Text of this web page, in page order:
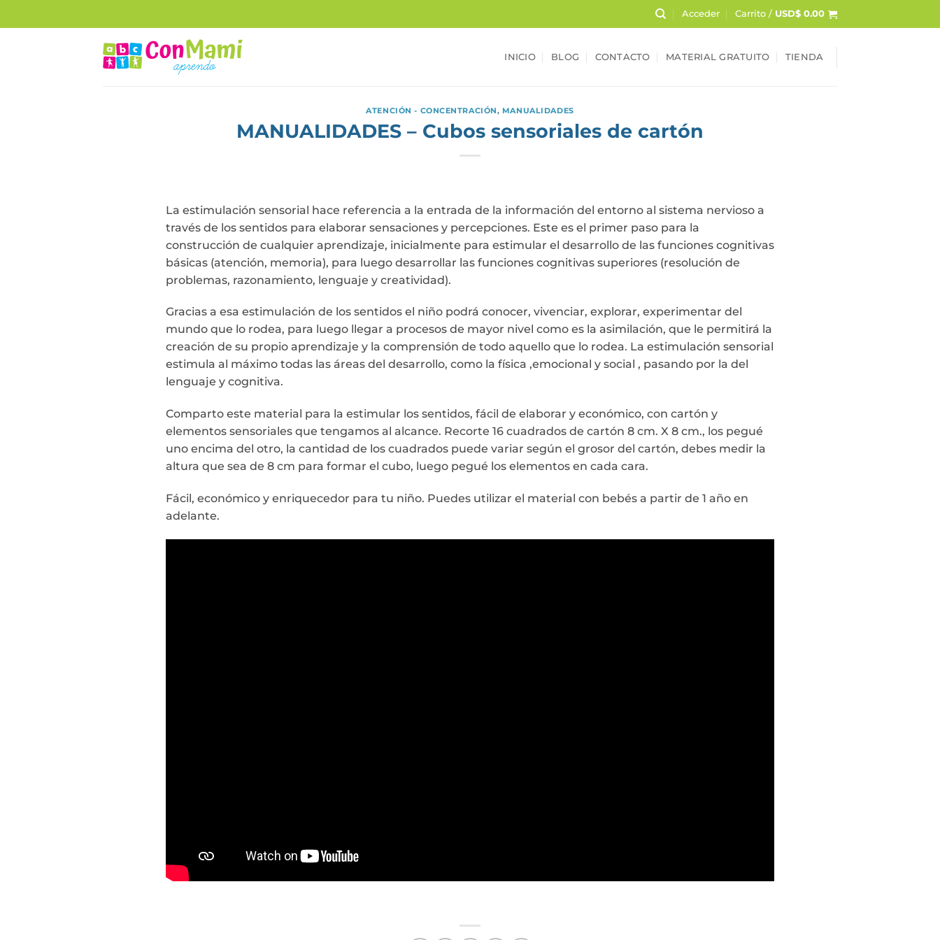
Acceder Carrito / USD$0.00
INICIO BLOG CONTACTO MATERIAL GRATUITO TIENDA
ATENCIÓN - CONCENTRACIÓN, MANUALIDADES
MANUALIDADES – Cubos sensoriales de cartón
La estimulación sensorial hace referencia a la entrada de la información del entorno al sistema nervioso a
través de los sentidos para elaborar sensaciones y percepciones. Este es el primer paso para la
construcción de cualquier aprendizaje, inicialmente para estimular el desarrollo de las funciones cognitivas
básicas (atención, memoria), para luego desarrollar las funciones cognitivas superiores (resolución de
problemas, razonamiento, lenguaje y creatividad).
Gracias a esa estimulación de los sentidos el niño podrá conocer, vivenciar, explorar, experimentar del
mundo que lo rodea, para luego llegar a procesos de mayor nivel como es la asimilación, que le permitirá la
creación de su propio aprendizaje y la comprensión de todo aquello que lo rodea. La estimulación sensorial
estimula al máximo todas las áreas del desarrollo, como la física ,emocional y social , pasando por la del
lenguaje y cognitiva.
Comparto este material para la estimular los sentidos, fácil de elaborar y económico, con cartón y
elementos sensoriales que tengamos al alcance. Recorte 16 cuadrados de cartón 8 cm. X 8 cm., los pegué
uno encima del otro, la cantidad de los cuadrados puede variar según el grosor del cartón, debes medir la
altura que sea de 8 cm para formar el cubo, luego pegué los elementos en cada cara.
Fácil, económico y enriquecedor para tu niño. Puedes utilizar el material con bebés a partir de 1 año en
adelante.